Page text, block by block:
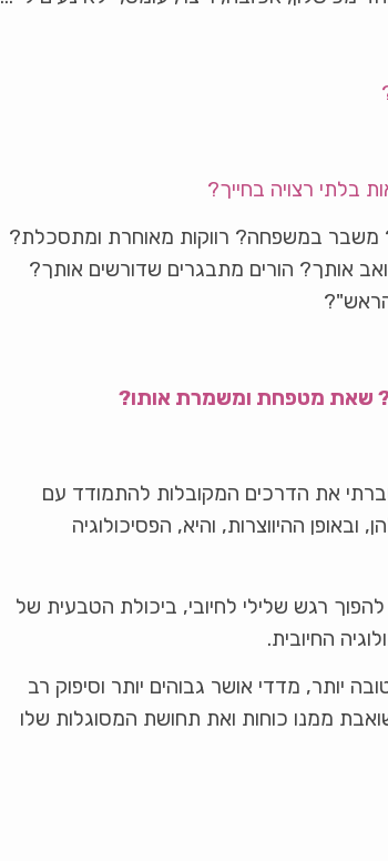
בלתי רצויה בחייך?
משבר במשפחה? רווקות מאוחרת ומתסכלת?
אותך? הורים מתבגרים שדורשים אותך?
שאת מטפחת ומשמרת אותו?
את הדרכים המקובלות להתמודד עם
ההיווצרות, והיא, הפסיכולוגיה
רגש שלילי לחיובי, ביכולת הטבעית של
החיובית.
יותר, מדדי אושר גבוהים יותר וסיפוק רב
ממנו כוחות ואת תחושת המסוגלות שלו